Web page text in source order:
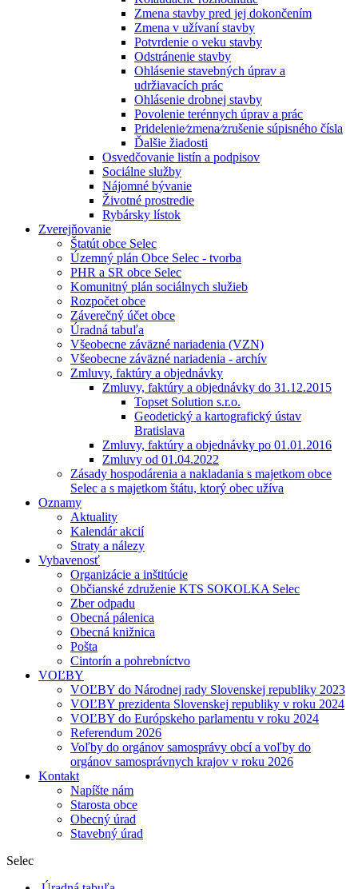
Zmena stavby pred jej dokončením
Zmena v užívaní stavby
Potvrdenie o veku stavby
Odstránenie stavby
Ohlásenie stavebných úprav a
udržiavacích prác
Ohlásenie drobnej stavby
Povolenie terénnych úprav a prác
Pridelenie⁄zmena⁄zrušenie súpisného čísla
Ďalšie žiadosti
Osvedčovanie listín a podpisov
Sociálne služby
Nájomné bývanie
Životné prostredie
Rybársky lístok
Zverejňovanie
Štatút obce Selec
Územný plán Obce Selec - tvorba
PHR a SR obce Selec
Komunitný plán sociálnych služieb
Rozpočet obce
Záverečný účet obce
Úradná tabuľa
Všeobecne záväzné nariadenia (VZN)
Všeobecne záväzné nariadenia - archív
Zmluvy, faktúry a objednávky
Zmluvy, faktúry a objednávky do 31.12.2015
Topset Solution s.r.o.
Geodetický a kartografický ústav
Bratislava
Zmluvy, faktúry a objednávky po 01.01.2016
Zmluvy od 01.04.2022
Zásady hospodárenia a nakladania s majetkom obce
Selec a s majetkom štátu, ktorý obec užíva
Oznamy
Aktuality
Kalendár akcií
Straty a nálezy
Vybavenosť
Organizácie a inštitúcie
Občianské združenie KTS SOKOLKA Selec
Zber odpadu
Obecná pálenica
Obecná knižnica
Pošta
Cintorín a pohrebníctvo
VOĽBY
VOĽBY do Národnej rady Slovenskej republiky 2023
VOĽBY prezidenta Slovenskej republiky v roku 2024
VOĽBY do Európskeho parlamentu v roku 2024
Referendum 2026
Voľby do orgánov samosprávy obcí a voľby do
orgánov samosprávnych krajov v roku 2026
Kontakt
Napíšte nám
Starosta obce
Obecný úrad
Stavebný úrad
Selec